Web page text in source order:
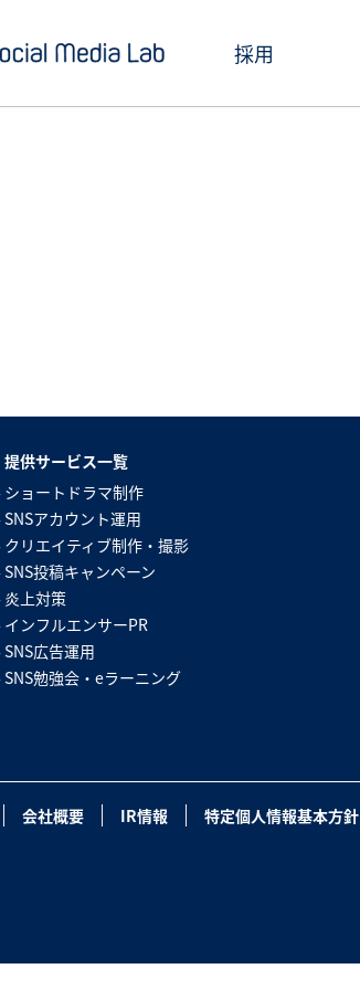
採用
提供サービス一覧
ショートドラマ制作
SNSアカウント運用
クリエイティブ制作・撮影
SNS投稿キャンペーン
炎上対策
インフルエンサーPR
SNS広告運用
SNS勉強会・eラーニング
会社概要 IR情報 特定個人情報基本方針